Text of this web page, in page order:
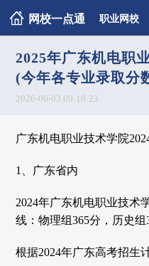
网校一点通 职业网校
2025年广东机电职
(今年各专业录取分
2026-06-03 09:10:23
广东机电职业技术学院
1、广东省内
2024年广东机电职业技术
线：物理组365分，历史组
根据2024年广东高考招生